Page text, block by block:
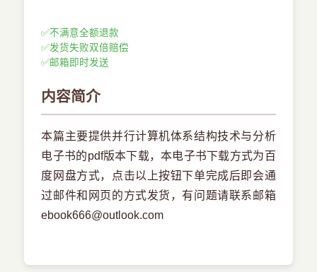
✅不满意全额退款
✅发货失败双倍赔偿
✅邮箱即时发送
内容简介
本篇主要提供并行计算机体系结构技术与分析
电子书的pdf版本下载，本电子书下载方式为百
度网盘方式，点击以上按钮下单完成后即会通
过邮件和网页的方式发货，有问题请联系邮箱
ebook666@outlook.com